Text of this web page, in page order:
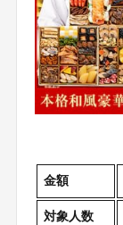
金額
対象人数